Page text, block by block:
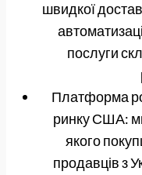
швидкої
послуги
Платформа
ринку США:
якого
продавців з